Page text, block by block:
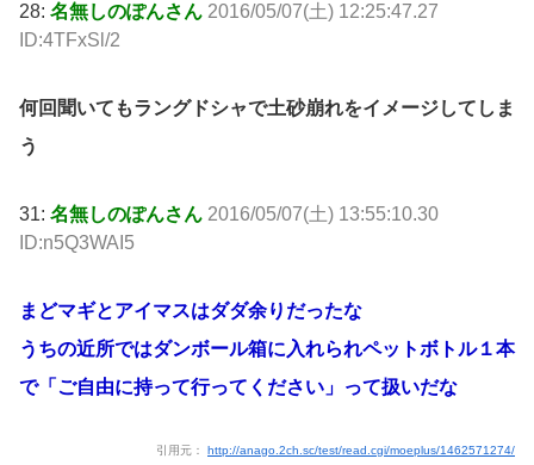
28: 名無しのぽんさん 2016/05/07(土) 12:25:47.27
ID:4TFxSl/2
何回聞いてもラングドシャで土砂崩れをイメージしてしま
う
31: 名無しのぽんさん 2016/05/07(土) 13:55:10.30
ID:n5Q3WAI5
まどマギとアイマスはダダ余りだったな
うちの近所ではダンボール箱に入れられペットボトル１本
で「ご自由に持って行ってください」って扱いだな
引用元： http://anago.2ch.sc/test/read.cgi/moeplus/1462571274/